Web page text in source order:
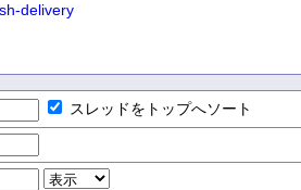
delivery
スレッドをトップへソート